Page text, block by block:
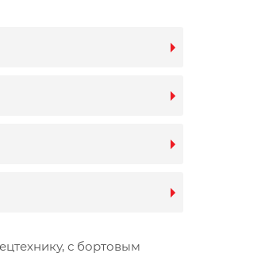
с бортовым